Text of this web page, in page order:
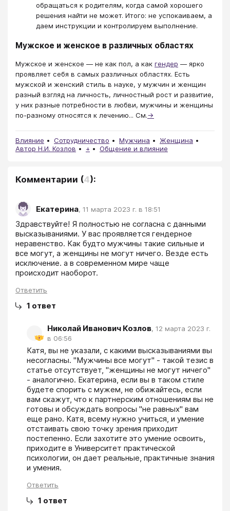
обращаться к родителям, когда самой хорошего
решения найти не может. Итого: не успокаиваем, а
даем инструкции и контролируем выполнение.
Мужское и женское в различных областях
Мужское и женское — не как пол, а как гендер — ярко
проявляет себя в самых различных областях. Есть
мужской и женский стиль в науке, у мужчин и женщин
разный взгляд на личность, личностный рост и развитие,
у них разные потребности в любви, мужчины и женщины
по-разному относятся к лечению... См.→
Влияние Сотрудничество Мужчина
Женщина
Автор Н.И. Козлов
+ Общение и влияние
Комментарии (4):
Екатерина, 11 марта 2023 г. в 18:51
Здравствуйте! Я полностью не согласна с данными
высказываниями. У вас проявляется гендерное
неравенство. Как будто мужчины такие сильные и
все могут, а женщины не могут ничего. Везде есть
исключение. а в современном мире чаще
происходит наоборот.
Ответить
1 ответ
Николай Иванович Козлов, 12 марта 2023 г.
в 06:56
Катя, вы не указали, с какими высказываниями вы
несогласны. "Мужчины все могут" - такой тезис в
статье отсутствует, "женщины не могут ничего"
- аналогично. Екатерина, если вы в таком стиле
будете спорить с мужем, не обижайтесь, если
вам скажут, что к партнерским отношениям вы не
готовы и обсуждать вопросы "не равных" вам
еще рано. Катя, всему нужно учиться, и умение
отстаивать свою точку зрения приходит
постепенно. Если захотите это умение освоить,
приходите в Университет практической
психологии, он дает реальные, практичные знания
и умения.
Ответить
1 ответ